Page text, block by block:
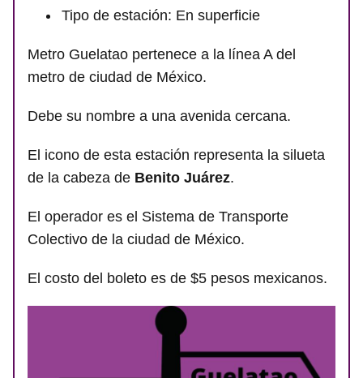
Tipo de estación: En superficie
Metro Guelatao pertenece a la línea A del
metro de ciudad de México.
Debe su nombre a una avenida cercana.
El icono de esta estación representa la silueta
de la cabeza de Benito Juárez.
El operador es el Sistema de Transporte
Colectivo de la ciudad de México.
El costo del boleto es de $5 pesos mexicanos.